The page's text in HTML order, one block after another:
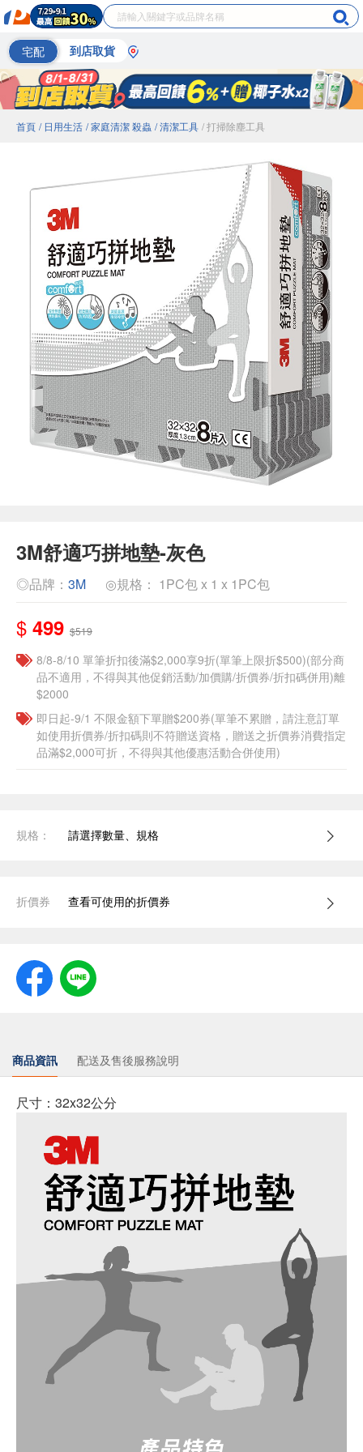
宅配 到店取貨
首頁 / 日用生活 / 家庭清潔 殺蟲 / 清潔工具 / 打掃除塵工具
3M舒適巧拼地墊-灰色
◎品牌： 3M ◎規格： 1PC包 x 1 x 1PC包
$ 499 $519
8/8-8/10 單筆折扣後滿$2,000享9折(單筆上限折$500)(部分商
品不適用，不得與其他促銷活動/加價購/折價券/折扣碼併用)離
$2000
即日起-9/1 不限金額下單贈$200券(單筆不累贈，請注意訂單
如使用折價券/折扣碼則不符贈送資格，贈送之折價券消費指定
品滿$2,000可折，不得與其他優惠活動合併使用)
規格： 請選擇數量、規格
折價券 查看可使用的折價券
商品資訊 配送及售後服務說明
尺寸：32x32公分